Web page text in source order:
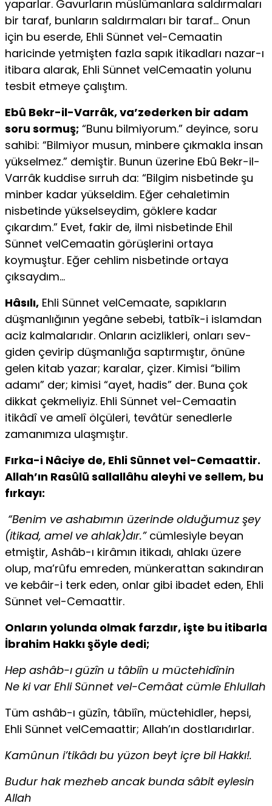
yaparlar. Gavurların müslümanlara saldırmaları
bir taraf, bunların saldırmaları bir taraf… Onun
için bu eserde, Ehli Sünnet vel-Cemaatin
haricinde yetmişten fazla sapık itikadları nazar-ı
itibara alarak, Ehli Sünnet velCemaatin yolunu
tesbit etmeye çalıştım.
Ebû Bekr-il-Varrâk, va’zederken bir adam
soru sormuş; “Bunu bil­miyorum.” deyince, soru
sahibi: “Bilmiyor musun, minbere çıkmakla in­san
yükselmez.” demiştir. Bunun üzerine Ebû Bekr-il-
Varrâk kuddise sırruh da: “Bilgim nisbetinde şu
minber kadar yükseldim. Eğer cehaletimin
nisbetinde yükselseydim, göklere kadar
çıkardım.” Evet, fakir de, ilmi nisbetinde Ehil
Sünnet velCemaatin görüşlerini ortaya
koymuştur. Eğer cehlim nisbetinde ortaya
çıksaydım…
Hâsılı, Ehli Sünnet velCemaate, sapıkların
düşmanlığının yegâne sebebi, tatbîk-i islamdan
aciz kalmalarıdır. Onların acizlikleri, onları sev­
giden çevirip düşmanlığa saptırmıştır, önüne
gelen kitab yazar; karalar, çizer. Kimisi “bilim
adamı” der; kimisi “ayet, hadis” der. Buna çok
dikkat çekmeliyiz. Ehli Sünnet vel-Cemaatin
itikâdî ve amelî ölçüleri, tevâtür senedlerle
zamanımıza ulaşmıştır.
Fırka-i Nâciye de, Ehli Sünnet vel-Cemaattir.
Allah’ın Rasûlü sallallâhu aleyhi ve sellem, bu
fırkayı:
“Benim ve ashabımın üzerinde olduğumuz şey
(itikad, amel ve ahlak)dır.”cümlesiyle beyan
etmiştir, Ashâb-ı kirâmın itikadı, ahlakı üzere
olup, ma’rûfu emreden, münkerattan sakındıran
ve kebâir-i terk eden, onlar gibi ibadet eden, Ehli
Sünnet vel-Cemaattir.
Onların yolunda olmak farzdır, işte bu itibarla
İbrahim Hakkı şöyle dedi;
Hep ashâb-ı güzîn u tâbiîn u müctehidînin
Ne ki var Ehli Sünnet vel-Cemâat cümle Ehlullah
Tüm ashâb-ı güzîn, tâbiîn, müctehidler, hepsi,
Ehli Sünnet velCemaattir; Allah’ın dostlarıdırlar.
Kamûnun i’tikâdı bu yüzon beyt içre bil Hakkı!.
Budur hak mezheb ancak bunda sâbit eylesin
Allah